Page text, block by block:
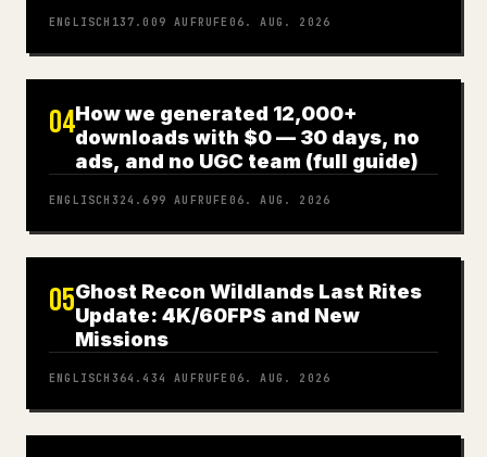
ENGLISCH 137.009 AUFRUFE 06. AUG. 2026
04How we generated 12,000+
downloads with $0 — 30 days, no
ads, and no UGC team (full guide)
ENGLISCH 324.699 AUFRUFE 06. AUG. 2026
05Ghost Recon Wildlands Last Rites
Update: 4K/60FPS and New
Missions
ENGLISCH 364.434 AUFRUFE 06. AUG. 2026